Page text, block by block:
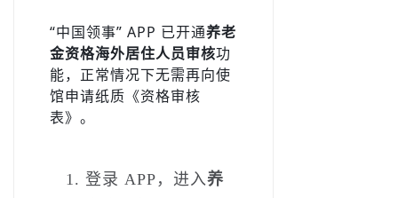
“中国领事” APP 已开通养老
金资格海外居住人员审核功
能，正常情况下无需再向使
馆申请纸质《资格审核
表》。
登录 APP，进入养